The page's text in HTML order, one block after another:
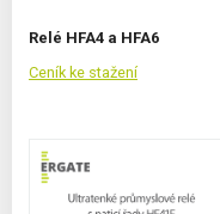
Relé HFA4 a HFA6
Ceník ke stažení